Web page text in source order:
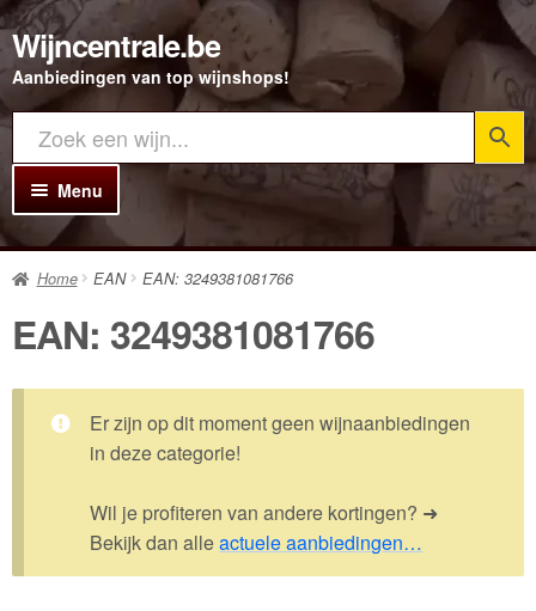
Ga
door
naar
navigatie
Ga
direct
naar
inhoud
Wijncentrale.be
Aanbiedingen van top wijnshops!
Menu
Home
Alle Wijnen
Rode wijn
Witte wijn
Rosé wijn
Porto
Wijnpakketten
Home EAN EAN: 3249381081766
EAN: 3249381081766
Er zijn op dit moment geen wijnaanbiedingen
in deze categorie!
Wil je profiteren van andere kortingen? ➜
Bekijk dan alleactuele aanbiedingen…